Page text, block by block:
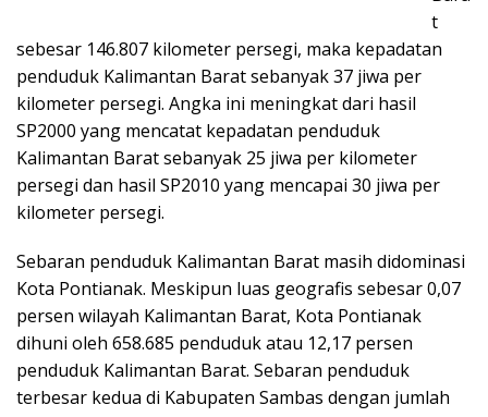
t
sebesar 146.807 kilometer persegi, maka kepadatan
penduduk Kalimantan Barat sebanyak 37 jiwa per
kilometer persegi. Angka ini meningkat dari hasil
SP2000 yang mencatat kepadatan penduduk
Kalimantan Barat sebanyak 25 jiwa per kilometer
persegi dan hasil SP2010 yang mencapai 30 jiwa per
kilometer persegi.
Sebaran penduduk Kalimantan Barat masih didominasi
Kota Pontianak. Meskipun luas geografis sebesar 0,07
persen wilayah Kalimantan Barat, Kota Pontianak
dihuni oleh 658.685 penduduk atau 12,17 persen
penduduk Kalimantan Barat. Sebaran penduduk
terbesar kedua di Kabupaten Sambas dengan jumlah